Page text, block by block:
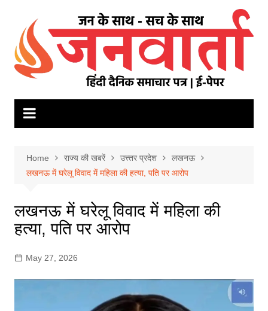
content
Home राज्य की खबरें उत्त्तर प्रदेश
लखनऊ
लखनऊ में घरेलू विवाद में महिला की हत्या, पति पर आरोप
लखनऊ में घरेलू विवाद में महिला की
हत्या, पति पर आरोप
May 27, 2026